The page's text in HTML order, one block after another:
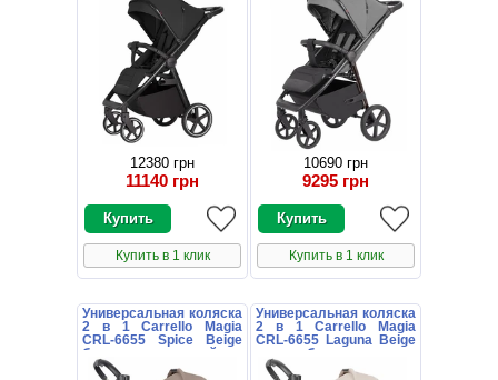
12380 грн
11140 грн
Купить в 1 клик
10690 грн
9295 грн
Купить в 1 клик
Универсальная коляска
2 в 1 Carrello Magia
CRL-6655 Spice Beige
бежевая с сумочкой
Универсальная коляска
2 в 1 Carrello Magia
CRL-6655 Laguna Beige
светло-бежевая с
сумочкой